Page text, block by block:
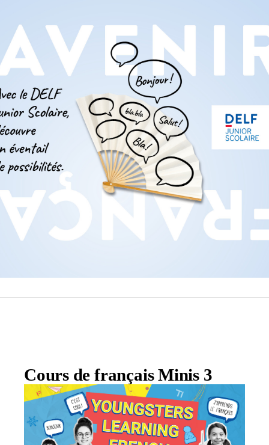
Cours de français Minis 3